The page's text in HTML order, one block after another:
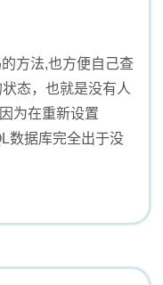
方法,也方便自己查
态，也就是没有人
为在重新设置
数据库完全出于没